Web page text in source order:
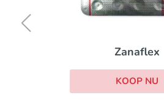
Zanaflex
KOOP NU